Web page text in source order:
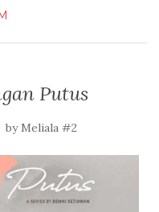
Putus
byMeliala #2